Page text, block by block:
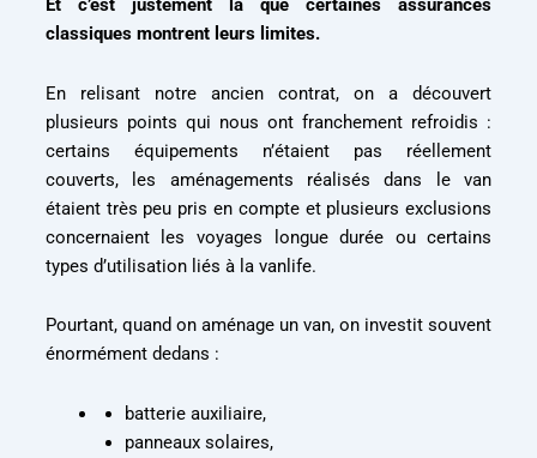
Et c’est justement là que certaines assurances
classiques montrent leurs limites.
En relisant notre ancien contrat, on a découvert
plusieurs points qui nous ont franchement refroidis :
certains équipements n’étaient pas réellement
couverts, les aménagements réalisés dans le van
étaient très peu pris en compte et plusieurs exclusions
concernaient les voyages longue durée ou certains
types d’utilisation liés à la vanlife.
Pourtant, quand on aménage un van, on investit souvent
énormément dedans :
batterie auxiliaire,
panneaux solaires,